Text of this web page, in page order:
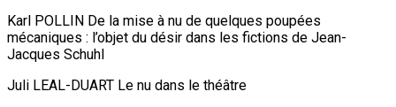
Karl POLLIN De la mise à nu de quelques poupées
mécaniques : l’objet du désir dans les fictions de Jean-
Jacques Schuhl
Juli LEAL-DUART Le nu dans le théâtre